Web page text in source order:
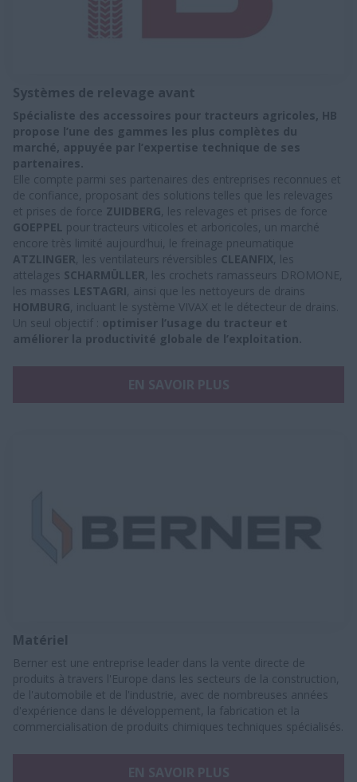
Systèmes de relevage avant
Spécialiste des accessoires pour tracteurs agricoles, HB
propose l’une des gammes les plus complètes du
marché, appuyée par l’expertise technique de ses
partenaires.
Elle compte parmi ses partenaires des entreprises reconnues et
de confiance, proposant des solutions telles que les relevages
et prises de force ZUIDBERG, les relevages et prises de force
GOEPPEL pour tracteurs viticoles et arboricoles, un marché
encore très limité aujourd’hui, le freinage pneumatique
ATZLINGER, les ventilateurs réversibles CLEANFIX, les
attelages SCHARMÜLLER, les crochets ramasseurs DROMONE,
les masses LESTAGRI, ainsi que les nettoyeurs de drains
HOMBURG, incluant le système VIVAX et le détecteur de drains.
Un seul objectif : optimiser l’usage du tracteur et
améliorer la productivité globale de l’exploitation.
Matériel
Berner est une entreprise leader dans la vente directe de
produits à travers l'Europe dans les secteurs de la construction,
de l'automobile et de l'industrie, avec de nombreuses années
d'expérience dans le développement, la fabrication et la
commercialisation de produits chimiques techniques spécialisés.